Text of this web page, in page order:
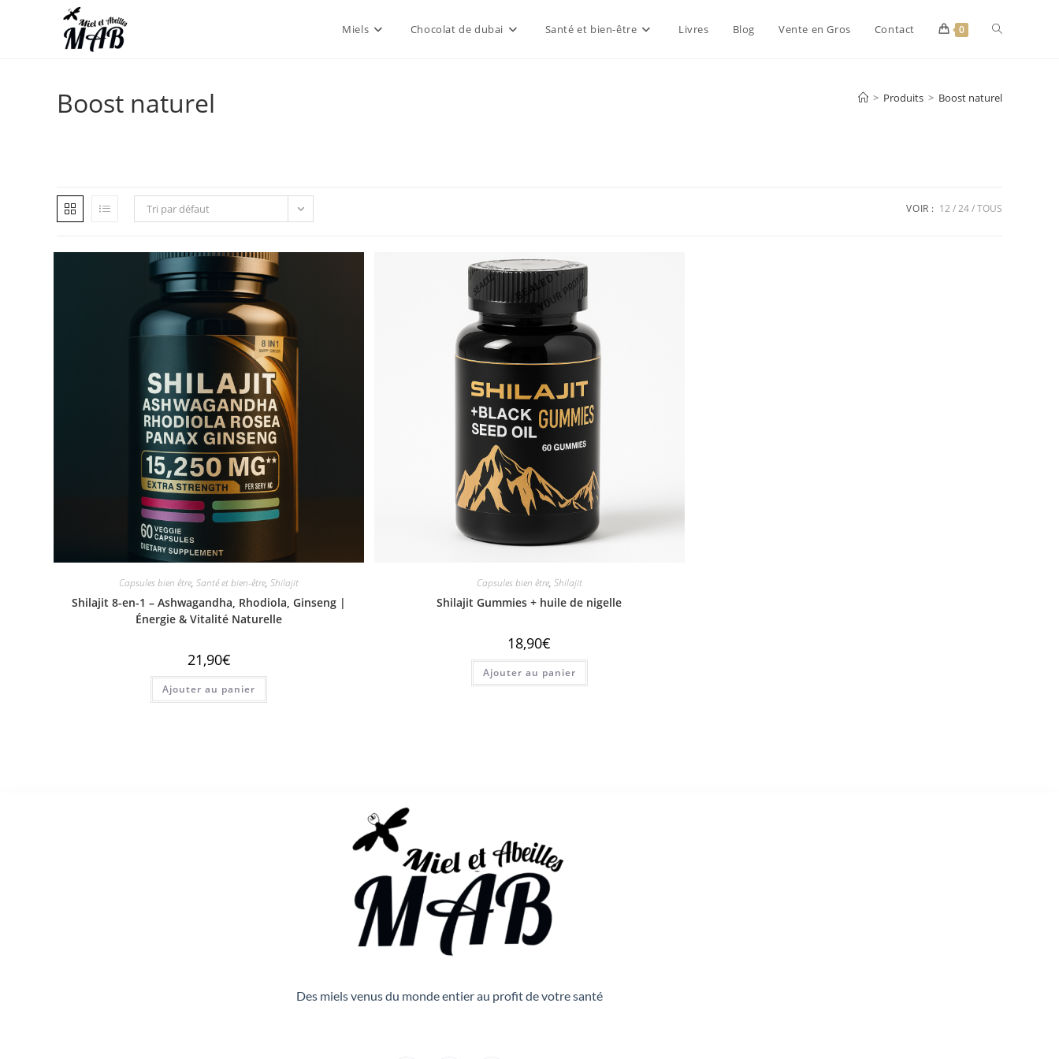
Miels Chocolat de dubai Santé et bien-être Livres Blog Vente en Gros Contact 0
Boost naturel > Produits > Boost naturel
Tri par défaut VOIR : 12 24 TOUS
Capsules bien être,Santé et bien-être,Shilajit
Shilajit 8-en-1 – Ashwagandha, Rhodiola, Ginseng |
Énergie & Vitalité Naturelle
21,90€
Ajouter au panier
Capsules bien être, Shilajit
Shilajit Gummies + huile de nigelle
18,90€
Ajouter au panier
Des miels venus du monde entier au profit de votre santé